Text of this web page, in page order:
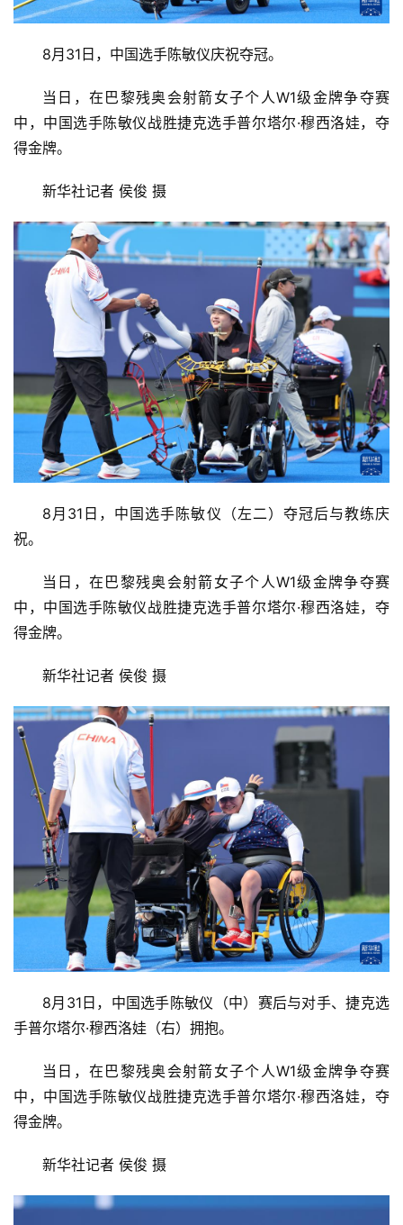
8月31日，中国选手陈敏仪庆祝夺冠。
当日，在巴黎残奥会射箭女子个人W1级金牌争夺赛
中，中国选手陈敏仪战胜捷克选手普尔塔尔·穆西洛娃，夺
得金牌。
新华社记者 侯俊 摄
8月31日，中国选手陈敏仪（左二）夺冠后与教练庆
祝。
当日，在巴黎残奥会射箭女子个人W1级金牌争夺赛
中，中国选手陈敏仪战胜捷克选手普尔塔尔·穆西洛娃，夺
得金牌。
新华社记者 侯俊 摄
8月31日，中国选手陈敏仪（中）赛后与对手、捷克选
手普尔塔尔·穆西洛娃（右）拥抱。
当日，在巴黎残奥会射箭女子个人W1级金牌争夺赛
中，中国选手陈敏仪战胜捷克选手普尔塔尔·穆西洛娃，夺
得金牌。
新华社记者 侯俊 摄